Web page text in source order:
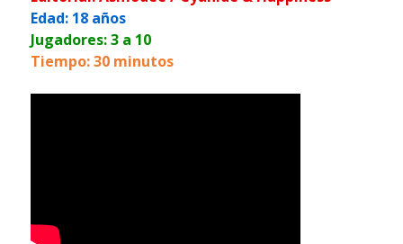
Edad: 18 años
Jugadores: 3 a 10
Tiempo: 30 minutos